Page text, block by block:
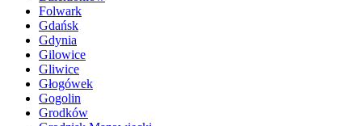
Folwark
Gdańsk
Gdynia
Gilowice
Gliwice
Głogówek
Gogolin
Grodków